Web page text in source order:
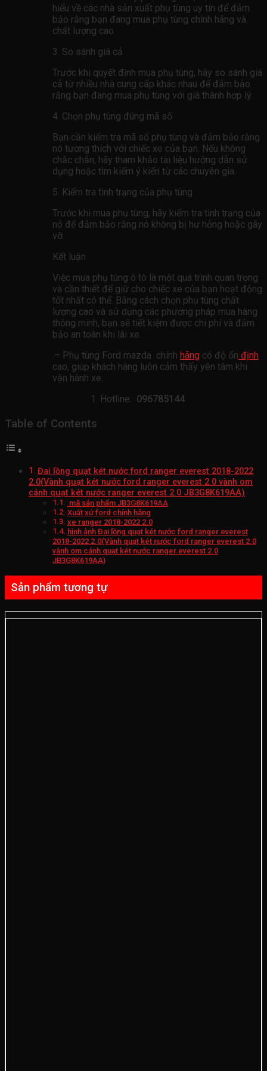
hiểu về các nhà sản xuất phụ tùng uy tín để đảm
bảo rằng bạn đang mua phụ tùng chính hãng và
chất lượng cao.
3. So sánh giá cả
Trước khi quyết định mua phụ tùng, hãy so sánh giá
cả từ nhiều nhà cung cấp khác nhau để đảm bảo
rằng bạn đang mua phụ tùng với giá thành hợp lý.
4. Chọn phụ tùng đúng mã số
Bạn cần kiểm tra mã số phụ tùng và đảm bảo rằng
nó tương thích với chiếc xe của bạn. Nếu không
chắc chắn, hãy tham khảo tài liệu hướng dẫn sử
dụng hoặc tìm kiếm ý kiến ​​từ các chuyên gia.
5. Kiểm tra tình trạng của phụ tùng
Trước khi mua phụ tùng, hãy kiểm tra tình trạng của
nó để đảm bảo rằng nó không bị hư hỏng hoặc gãy
vỡ.
Kết luận
Việc mua phụ tùng ô tô là một quá trình quan trọng
và cần thiết để giữ cho chiếc xe của bạn hoạt động
tốt nhất có thể. Bằng cách chọn phụ tùng chất
lượng cao và sử dụng các phương pháp mua hàng
thông minh, bạn sẽ tiết kiệm được chi phí và đảm
bảo an toàn khi lái xe.
.– Phụ tùng Ford mazda chính hãng có độ ổn định
cao, giúp khách hàng luôn cảm thấy yên tâm khi
vận hành xe.
Hotline: 096785144
Table of Contents
Đai lồng quạt két nước ford ranger everest 2018-2022
2.0(Vành quạt két nước ford ranger everest 2.0 vành om
cánh quạt két nước ranger everest 2.0 JB3G8K619AA)
mã sản phẩm JB3G8K619AA
Xuất xứ ford chính hãng
xe ranger 2018-2022 2.0
hình ảnh Đai lồng quạt két nước ford ranger everest
2018-2022 2.0(Vành quạt két nước ford ranger everest 2.0
vành om cánh quạt két nước ranger everest 2.0
JB3G8K619AA)
Sản phẩm tương tự